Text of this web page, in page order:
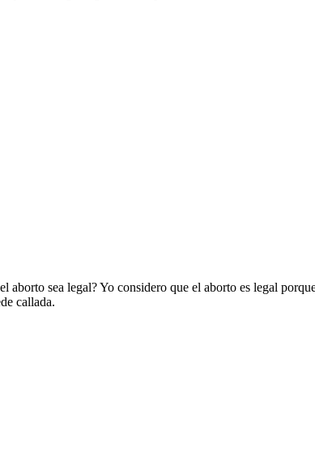
aborto sea legal? Yo considero que el aborto es legal
callada.